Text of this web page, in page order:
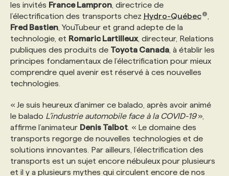
les invités France Lampron , directrice de
l’électrification des transports chez Hydro-Québec
Fred Bastien , YouTubeur et grand adepte de la
technologie, et Romaric Lartilleux , directeur, Relations
publiques des produits de Toyota Canada , à établir les
principes fondamentaux de l’électrification pour mieux
comprendre quel avenir est réservé à ces nouvelles
technologies.
« Je suis heureux d’animer ce balado, après avoir animé
le balado L’industrie automobile face à la COVID-19»,
affirme l’animateur Denis Talbot . « Le domaine des
transports regorge de nouvelles technologies et de
solutions innovantes. Par ailleurs, l’électrification des
transports est un sujet encore nébuleux pour plusieurs
et il y a plusieurs mythes qui circulent encore de nos